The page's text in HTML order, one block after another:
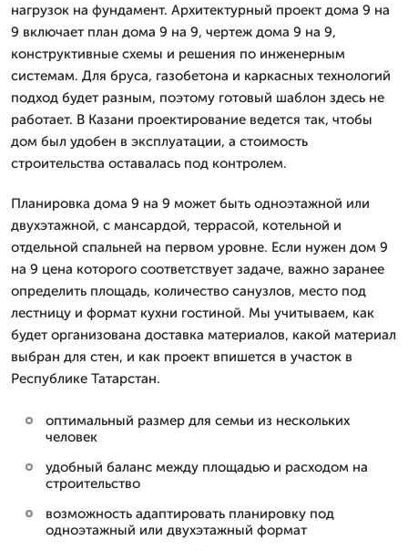
нагрузок на фундамент. Архитектурный проект дома 9 на
9 включает план дома 9 на 9, чертеж дома 9 на 9,
конструктивные схемы и решения по инженерным
системам. Для бруса, газобетона и каркасных технологий
подход будет разным, поэтому готовый шаблон здесь не
работает. В Казани проектирование ведется так, чтобы
дом был удобен в эксплуатации, а стоимость
строительства оставалась под контролем.
Планировка дома 9 на 9 может быть одноэтажной или
двухэтажной, с мансардой, террасой, котельной и
отдельной спальней на первом уровне. Если нужен дом 9
на 9 цена которого соответствует задаче, важно заранее
определить площадь, количество санузлов, место под
лестницу и формат кухни гостиной. Мы учитываем, как
будет организована доставка материалов, какой материал
выбран для стен, и как проект впишется в участок в
Республике Татарстан.
оптимальный размер для семьи из нескольких
человек
удобный баланс между площадью и расходом на
строительство
возможность адаптировать планировку под
одноэтажный или двухэтажный формат